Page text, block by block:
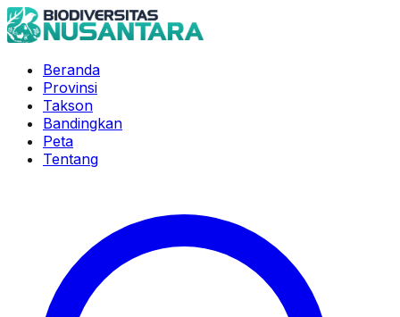
Beranda
Provinsi
Takson
Bandingkan
Peta
Tentang